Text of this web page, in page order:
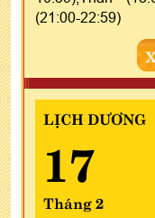
(21:00-22:59)
LỊCH DƯƠNG
17
Tháng 2